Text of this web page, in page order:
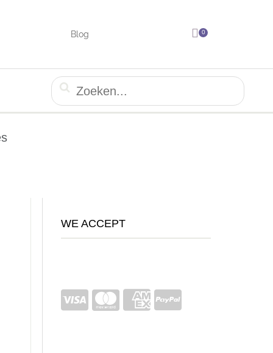
Blog 0
WE ACCEPT